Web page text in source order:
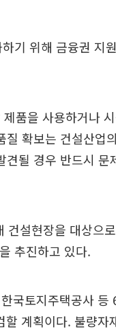
기 위해 금융권 지
품을 사용하거나
확보는 건설산업
될 경우 반드시 문
설현장을 대상으
추진하고 있다.
국토지주택공사 등
계획이다. 불량자